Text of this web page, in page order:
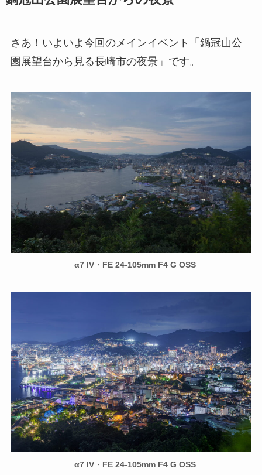
さあ！いよいよ今回のメインイベント「鍋冠山公
園展望台から見る長崎市の夜景」です。
α7 IV ・ FE 24-105mm F4 G OSS
α7 IV ・ FE 24-105mm F4 G OSS